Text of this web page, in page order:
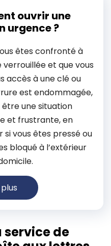
ouvrir une
urgence ?
êtes confronté à
et que vous
accès à une clé ou
est endommagée,
une situation
et frustrante, en
si vous êtes pressé ou
bloqué à l’extérieur
service de